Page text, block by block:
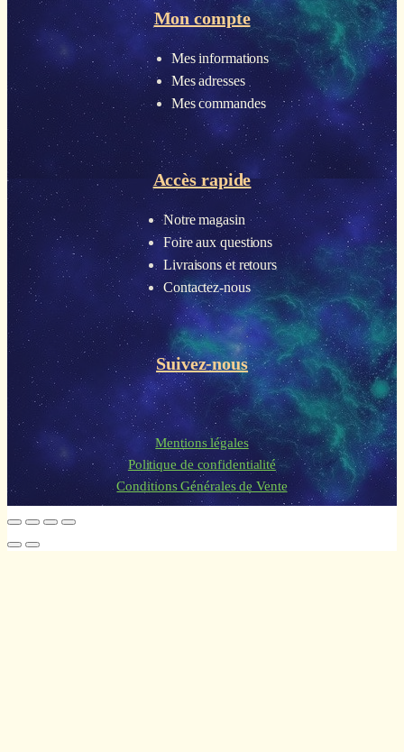
Mon compte
Mes informations
Mes adresses
Mes commandes
Accès rapide
Notre magasin
Foire aux questions
Livraisons et retours
Contactez-nous
Suivez-nous
Mentions légales
Politique de confidentialité
Conditions Générales de Vente